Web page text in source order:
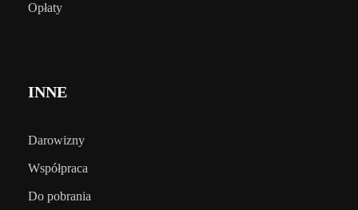
Opłaty
INNE
Darowizny
Współpraca
Do pobrania